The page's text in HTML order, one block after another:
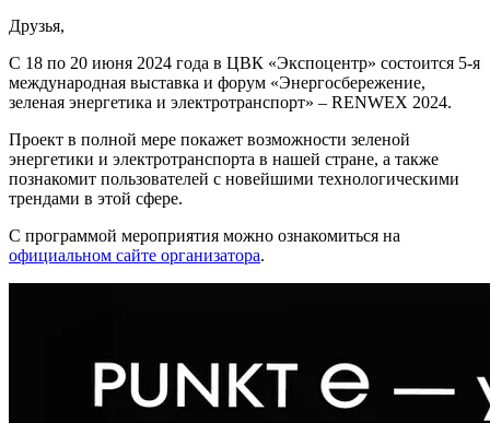
Друзья,
С 18 по 20 июня 2024 года в ЦВК «Экспоцентр» состоится 5-я
международная выставка и форум «Энергосбережение,
зеленая энергетика и электротранспорт» – RENWEX 2024.
Проект в полной мере покажет возможности зеленой
энергетики и электротранспорта в нашей стране, а также
познакомит пользователей с новейшими технологическими
трендами в этой сфере.
С программой мероприятия можно ознакомиться на
официальном сайте организатора.